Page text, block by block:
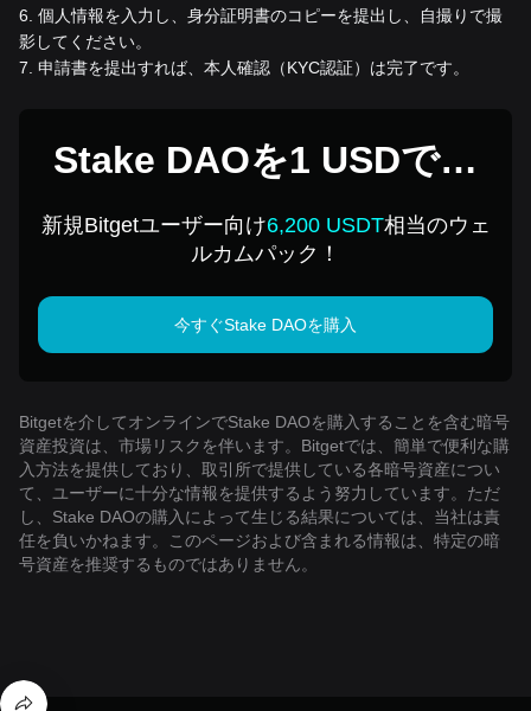
6 個人情報を入力し、身分証明書のコピーを提出し、自撮りで撮
影してください。
7 申請書を提出すれば、本人確認（KYC認証）は完了です。
Stake DAOを1 USDで購
新規Bitgetユーザー向け6,200 USDT相当のウェ
ルカムパック！
今すぐStake DAOを購入
Bitgetを介してオンラインでStake DAOを購入することを含む暗号
資産投資は、市場リスクを伴います。Bitgetでは、簡単で便利な購
入方法を提供しており、取引所で提供している各暗号資産につい
て、ユーザーに十分な情報を提供するよう努力しています。ただ
し、Stake DAOの購入によって生じる結果については、当社は責
任を負いかねます。このページおよび含まれる情報は、特定の暗
号資産を推奨するものではありません。